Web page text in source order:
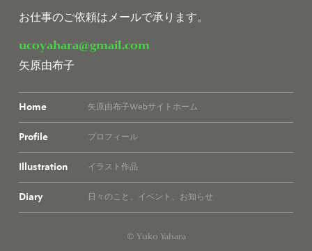
お仕事のご依頼はメールで承ります。
ucoyahara@gmail.com
矢原由布子
Home 矢原由布子Webサイトホーム
Profile プロフィール
Illustration イラスト作品
Diary 日々のこと、イベント、お知らせ
© Yuko Yahara